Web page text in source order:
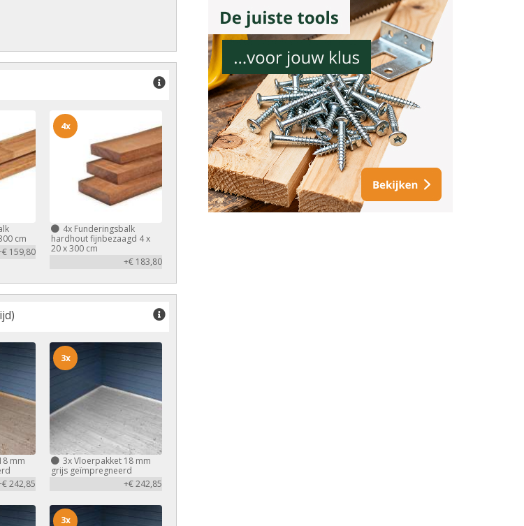
cm
159,80
4x Funderingsbalk
hardhout fijnbezaagd 4 x
20 x 300 cm
+€ 183,80
4x
mm
242,85
3xVloerpakket 18 mm
grijs geïmpregneerd
+€ 242,85
3x
3x